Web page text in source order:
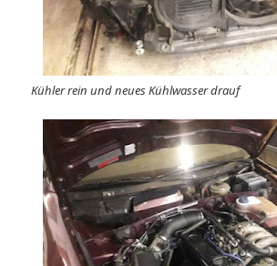
Kühler rein und neues Kühlwasser drauf